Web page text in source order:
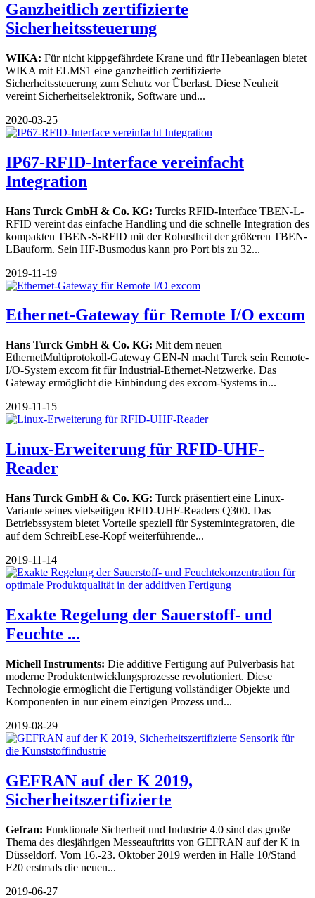
Ganzheitlich zertifizierte
Sicherheitssteuerung
WIKA: Für nicht kippgefährdete Krane und für Hebeanlagen bietet
WIKA mit ELMS1 eine ganzheitlich zertifizierte
Sicherheitssteuerung zum Schutz vor Überlast. Diese Neuheit
vereint Sicherheitselektronik, Software und...
2020-03-25
IP67-RFID-Interface vereinfacht
Integration
Hans Turck GmbH & Co. KG: Turcks RFID-Interface TBEN-L-
RFID vereint das einfache Handling und die schnelle Integration des
kompakten TBEN-S-RFID mit der Robustheit der größeren TBEN-
LBauform. Sein HF-Busmodus kann pro Port bis zu 32...
2019-11-19
Ethernet-Gateway für Remote I/O excom
Hans Turck GmbH & Co. KG: Mit dem neuen
EthernetMultiprotokoll-Gateway GEN-N macht Turck sein Remote-
I/O-System excom fit für Industrial-Ethernet-Netzwerke. Das
Gateway ermöglicht die Einbindung des excom-Systems in...
2019-11-15
Linux-Erweiterung für RFID-UHF-
Reader
Hans Turck GmbH & Co. KG: Turck präsentiert eine Linux-
Variante seines vielseitigen RFID-UHF-Readers Q300. Das
Betriebssystem bietet Vorteile speziell für Systemintegratoren, die
auf dem SchreibLese-Kopf weiterführende...
2019-11-14
Exakte Regelung der Sauerstoff- und
Feuchte ...
Michell Instruments: Die additive Fertigung auf Pulverbasis hat
moderne Produktentwicklungs­prozesse revolutioniert. Diese
Technologie ermöglicht die Fertigung vollständiger Objekte und
Komponenten in nur einem einzigen Prozess und...
2019-08-29
GEFRAN auf der K 2019,
Sicherheitszertifizierte
Gefran: Funktionale Sicherheit und Industrie 4.0 sind das große
Thema des diesjährigen Messeauftritts von GEFRAN auf der K in
Düsseldorf. Vom 16.-23. Oktober 2019 werden in Halle 10/Stand
F20 erstmals die neuen...
2019-06-27